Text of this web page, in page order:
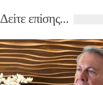
Δεiτε επiσης...